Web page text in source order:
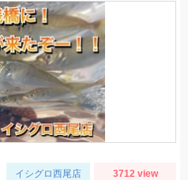
イシグロ西尾店 3712 view